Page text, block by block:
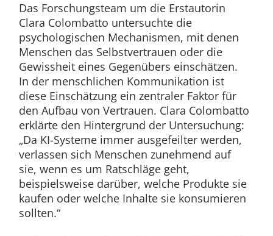
Das Forschungsteam um die Erstautorin
Clara Colombatto untersuchte die
psychologischen Mechanismen, mit denen
Menschen das Selbstvertrauen oder die
Gewissheit eines Gegenübers einschätzen.
In der menschlichen Kommunikation ist
diese Einschätzung ein zentraler Faktor für
den Aufbau von Vertrauen. Clara Colombatto
erklärte den Hintergrund der Untersuchung:
„Da KI-Systeme immer ausgefeilter werden,
verlassen sich Menschen zunehmend auf
sie, wenn es um Ratschläge geht,
beispielsweise darüber, welche Produkte sie
kaufen oder welche Inhalte sie konsumieren
sollten.“